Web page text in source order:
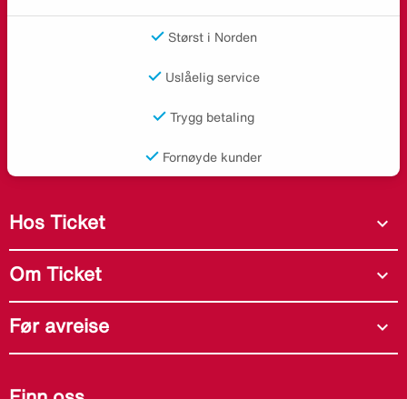
Størst i Norden
Uslåelig service
Trygg betaling
Fornøyde kunder
Hos Ticket expand_more
Om Ticket expand_more
Før avreise expand_more